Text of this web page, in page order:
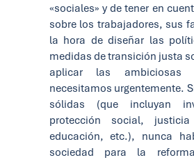
«sociales» y de tener en
sobre los trabajadores, sus
la hora de diseñar las
medidas de transición justa
aplicar las ambiciosas
necesitamos urgentemente.
sólidas (que incluyan
protección social,
educación, etc.), nunca
sociedad para la